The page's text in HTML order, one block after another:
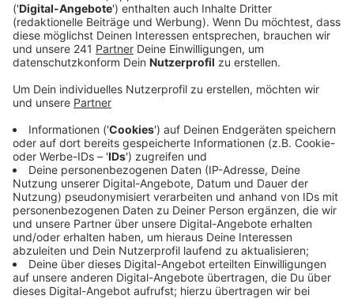
Veröffentlicht:Montag, 03.04.2023 11:47
Anzeige
Diesen Monat werden 13 Prüflinge ihre Jagdprüfung
ablegen, zwei davon sind Frauen. Laut Leverkusener
Jägerschaft reizt viele Jung-Jäger das intensive
Naturerlebnis. Für Frauen sei oft die Jagdhunde-
Ausbildung ein Anreiz. Ab Mai beginnen die Jäger in
unserer Stadt wieder, Rehböcke und junge, weibliche
Rehe zu jagen. Gleichzeitig beginnt aber auch die
Arbeit als Rehkitz-Retter. Sie suchen in Teams Wiesen